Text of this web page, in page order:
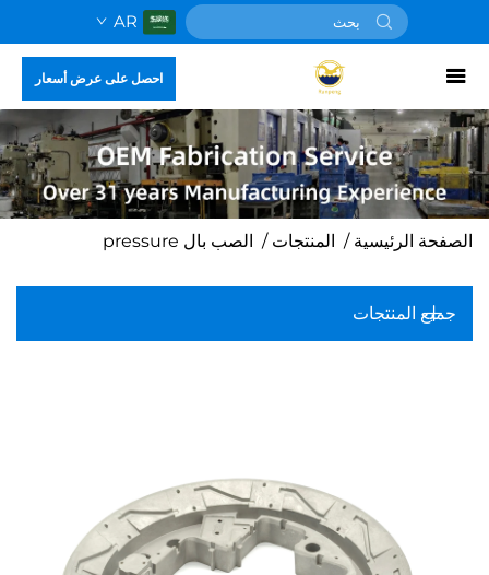
AR
احصل على عرض أسعار
الصفحة الرئيسية/ المنتجات/ الصب بال pressure
جميع المنتجات